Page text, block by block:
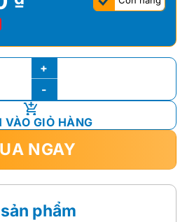
TLG09305V số lượng
VÀO GIỎ HÀNG
NGAY
phẩm